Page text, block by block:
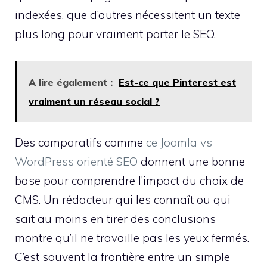
indexées, que d’autres nécessitent un texte
plus long pour vraiment porter le SEO.
A lire également : Est-ce que Pinterest est
vraiment un réseau social ?
Des comparatifs comme ce Joomla vs
WordPress orienté SEO donnent une bonne
base pour comprendre l’impact du choix de
CMS. Un rédacteur qui les connaît ou qui
sait au moins en tirer des conclusions
montre qu’il ne travaille pas les yeux fermés.
C’est souvent la frontière entre un simple